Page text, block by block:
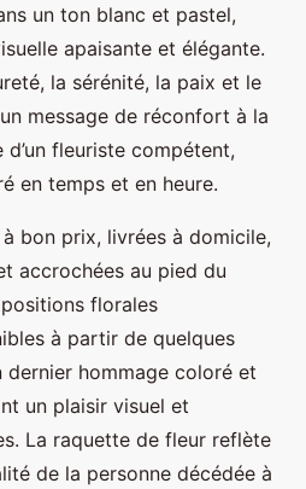
un ton blanc et pastel,
apaisante et élégante.
la sérénité, la paix et le
message de réconfort à la
fleuriste compétent,
en temps et en heure.
bon prix, livrées à domicile,
accrochées au pied du
florales
à partir de quelques
dernier hommage coloré et
un plaisir visuel et
La raquette de fleur reflète
de la personne décédée à